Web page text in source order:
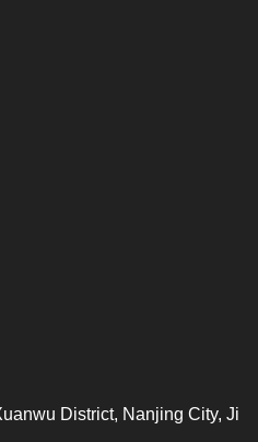
District, Nanjing City, Ji